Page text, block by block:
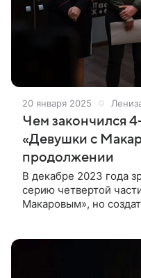
20 января 2025
Чем закончился
«Девушки с
продолжении
В декабре 2023 года
серию четвертой
Макаровым», но